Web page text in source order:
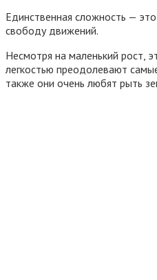
Единственная сложность —
свободу движений.
Несмотря на маленький рост,
легкостью преодолевают
также они очень любят рыть